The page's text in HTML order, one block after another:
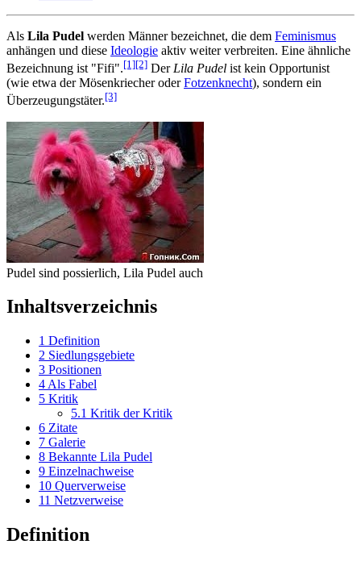
Als Lila Pudel werden Männer bezeichnet, die dem Feminismus
anhängen und diese Ideologie aktiv weiter verbreiten. Eine ähnliche
Bezeichnung ist "Fifi".[1][2] Der Lila Pudel ist kein Opportunist
(wie etwa der Mösenkriecher oderFotzenknecht), sondern ein
Überzeugungs­täter.[3]
Pudel sind possierlich, Lila Pudel auch
Inhaltsverzeichnis
1 Definition
2 Siedlungsgebiete
3 Positionen
4 Als Fabel
5 Kritik
5.1 Kritik der Kritik
6 Zitate
7 Galerie
8 Bekannte Lila Pudel
9 Einzelnachweise
10 Querverweise
11 Netzverweise
Definition